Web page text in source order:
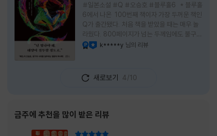
#일본소설 #Q #오승호 #블루홀6 * 블루홀
6에서 나온 100번째 책이자 가장 두꺼운 책인
Q가 출간됐다. 처음 책을 받았을 때는 매우 놀
라웠다. 800페이지가 넘는 두께임에도 불구하
고 생각보다 책이 가벼웠다. 여기에 측면을 영
제목이 Q란다. 처음 제목을 봤을 때 나는 질문
을 의미하는 Question을 떠올렸다. 하지만 이
려는 걸까, 아니면 같이 논의를 하자는 걸까 고
개를 갸웃거리며 책을 펴들었다. * 틈만 나면
경적을 울리고 욕을 입에 달고 사는 선배와 일
k*****y 님의 리뷰
새로보기 4/10
금주에 추천을 많이 받은 리뷰